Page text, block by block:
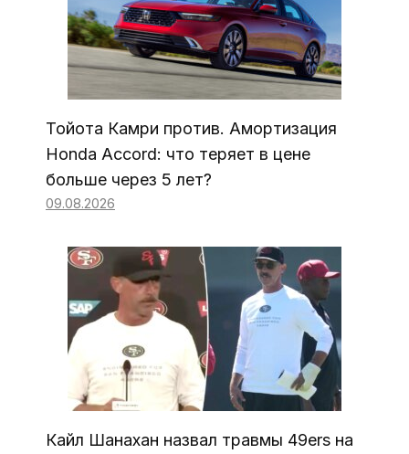
Тойота Камри против. Амортизация
Honda Accord: что теряет в цене
больше через 5 лет?
09.08.2026
Кайл Шанахан назвал травмы 49ers на